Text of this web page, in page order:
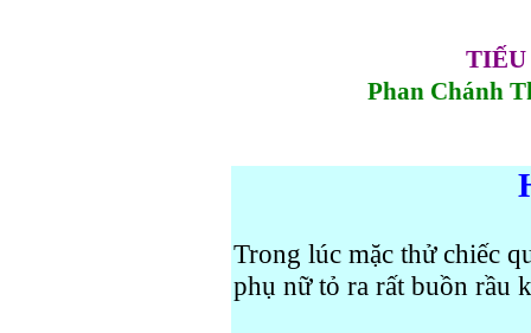
Phan Chánh
Trong lúc mặc thử chiếc
phụ nữ tỏ ra rất buồn rầu